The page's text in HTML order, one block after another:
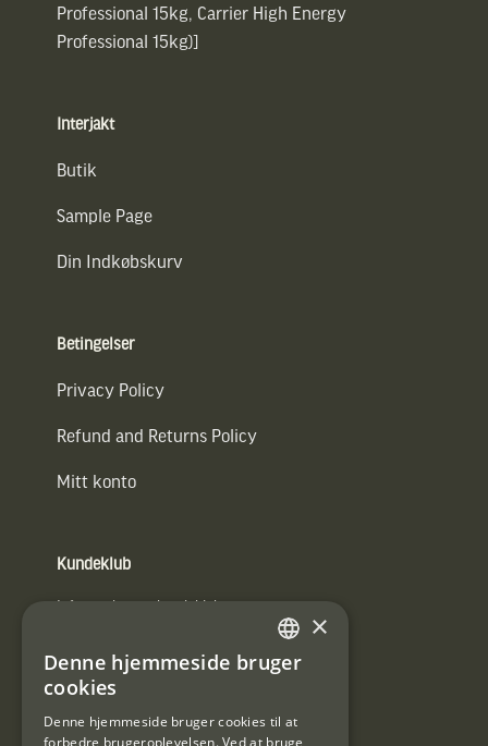
Professional 15kg, Carrier High Energy
Professional 15kg)]
Interjakt
Butik
Sample Page
Din Indkøbskurv
Betingelser
Privacy Policy
Refund and Returns Policy
Mitt konto
Kundeklub
E-
post
SWEDISH
×
Denne hjemmeside bruger
cookies
Denne hjemmeside bruger cookies til at
forbedre brugeroplevelsen. Ved at bruge